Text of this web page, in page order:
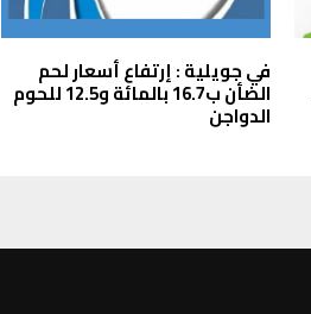
في جويلية : إرتفاع أسعار لحم
الضأن ب16.7 بالمائة و12.5 للحوم
الدواجن